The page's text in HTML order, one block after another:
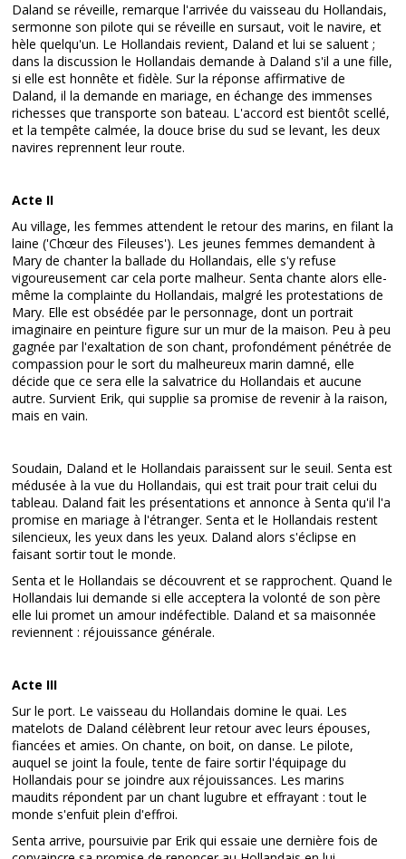
Daland se réveille, remarque l'arrivée du vaisseau du Hollandais,
sermonne son pilote qui se réveille en sursaut, voit le navire, et
hèle quelqu'un. Le Hollandais revient, Daland et lui se saluent ;
dans la discussion le Hollandais demande à Daland s'il a une fille,
si elle est honnête et fidèle. Sur la réponse affirmative de
Daland, il la demande en mariage, en échange des immenses
richesses que transporte son bateau. L'accord est bientôt scellé,
et la tempête calmée, la douce brise du sud se levant, les deux
navires reprennent leur route.
Acte II
Au village, les femmes attendent le retour des marins, en filant la
laine ('Chœur des Fileuses'). Les jeunes femmes demandent à
Mary de chanter la ballade du Hollandais, elle s'y refuse
vigoureusement car cela porte malheur. Senta chante alors elle-
même la complainte du Hollandais, malgré les protestations de
Mary. Elle est obsédée par le personnage, dont un portrait
imaginaire en peinture figure sur un mur de la maison. Peu à peu
gagnée par l'exaltation de son chant, profondément pénétrée de
compassion pour le sort du malheureux marin damné, elle
décide que ce sera elle la salvatrice du Hollandais et aucune
autre. Survient Erik, qui supplie sa promise de revenir à la raison,
mais en vain.
Soudain, Daland et le Hollandais paraissent sur le seuil. Senta est
médusée à la vue du Hollandais, qui est trait pour trait celui du
tableau. Daland fait les présentations et annonce à Senta qu'il l'a
promise en mariage à l'étranger. Senta et le Hollandais restent
silencieux, les yeux dans les yeux. Daland alors s'éclipse en
faisant sortir tout le monde.
Senta et le Hollandais se découvrent et se rapprochent. Quand le
Hollandais lui demande si elle acceptera la volonté de son père
elle lui promet un amour indéfectible. Daland et sa maisonnée
reviennent : réjouissance générale.
Acte III
Sur le port. Le vaisseau du Hollandais domine le quai. Les
matelots de Daland célèbrent leur retour avec leurs épouses,
fiancées et amies. On chante, on boit, on danse. Le pilote,
auquel se joint la foule, tente de faire sortir l'équipage du
Hollandais pour se joindre aux réjouissances. Les marins
maudits répondent par un chant lugubre et effrayant : tout le
monde s'enfuit plein d'effroi.
Senta arrive, poursuivie par Erik qui essaie une dernière fois de